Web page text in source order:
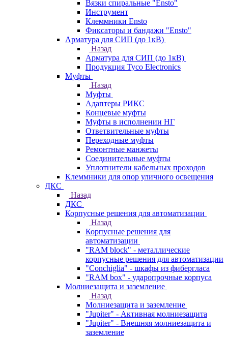
Вязки спиральные "Ensto"
Инструмент
Клеммники Ensto
Фиксаторы и бандажи "Ensto"
Арматура для СИП (до 1кВ)
Назад
Арматура для СИП (до 1кВ)
Продукция Tyco Electronics
Муфты
Назад
Муфты
Адаптеры РИКС
Концевые муфты
Муфты в исполнении НГ
Ответвительные муфты
Переходные муфты
Ремонтные манжеты
Соединительные муфты
Уплотнители кабельных проходов
Клеммники для опор уличного освещения
ДКС
Назад
ДКС
Корпусные решения для автоматизации
Назад
Корпусные решения для
автоматизации
"RAM block" - металлические
корпусные решения для автоматизации
"Conchiglia" - шкафы из фибергласа
"RAM box" - ударопрочные корпуса
Молниезащита и заземление
Назад
Молниезащита и заземление
"Jupiter" - Активная молниезащита
"Jupiter" - Внешняя молниезащита и
заземление